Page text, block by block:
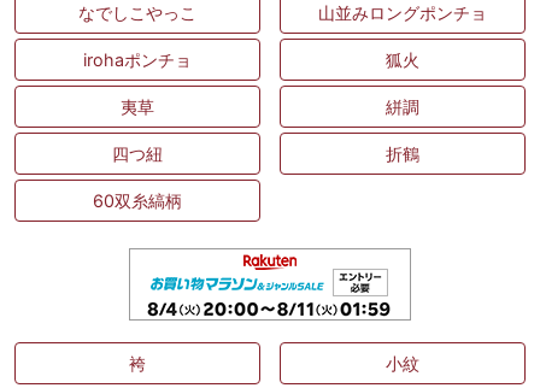
なでしこやっこ 山並みロングポンチョ
irohaポンチョ 狐火
夷草 絣調
四つ紐 折鶴
60双糸縞柄
袴 小紋